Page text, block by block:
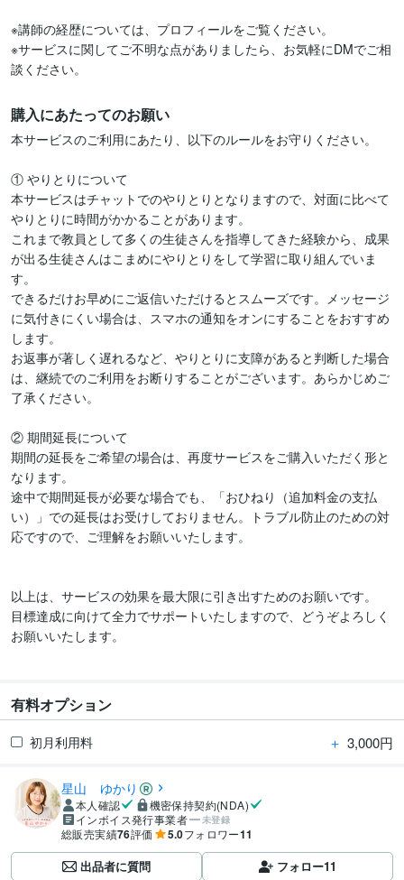
※講師の経歴については、プロフィールをご覧ください。
※サービスに関してご不明な点がありましたら、お気軽にDMでご相
談ください。
購入にあたってのお願い
本サービスのご利用にあたり、以下のルールをお守りください。
① やりとりについて
本サービスはチャットでのやりとりとなりますので、対面に比べて
やりとりに時間がかかることがあります。
これまで教員として多くの生徒さんを指導してきた経験から、成果
が出る生徒さんはこまめにやりとりをして学習に取り組んでいま
す。
できるだけお早めにご返信いただけるとスムーズです。メッセージ
に気付きにくい場合は、スマホの通知をオンにすることをおすすめ
します。
お返事が著しく遅れるなど、やりとりに支障があると判断した場合
は、継続でのご利用をお断りすることがございます。あらかじめご
了承ください。
② 期間延長について
期間の延長をご希望の場合は、再度サービスをご購入いただく形と
なります。
途中で期間延長が必要な場合でも、「おひねり（追加料金の支払
い）」での延長はお受けしておりません。トラブル防止のための対
応ですので、ご理解をお願いいたします。
以上は、サービスの効果を最大限に引き出すためのお願いです。
目標達成に向けて全力でサポートいたしますので、どうぞよろしく
お願いいたします。
有料オプション
初月利用料 ＋ 3,000円
星山 ゆかり
本人確認
機密保持契約(NDA)
インボイス発行事業者
未登録
総販売実績76評価 5.0フォロワー11
出品者に質問 フォロー11